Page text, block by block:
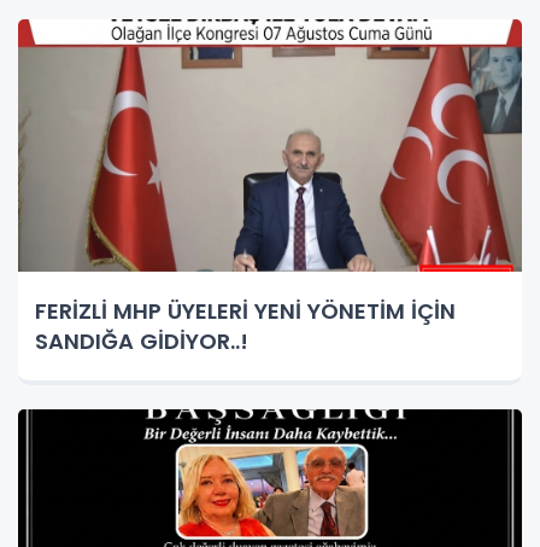
FERİZLİ MHP ÜYELERİ YENİ YÖNETİM İÇİN
SANDIĞA GİDİYOR..!